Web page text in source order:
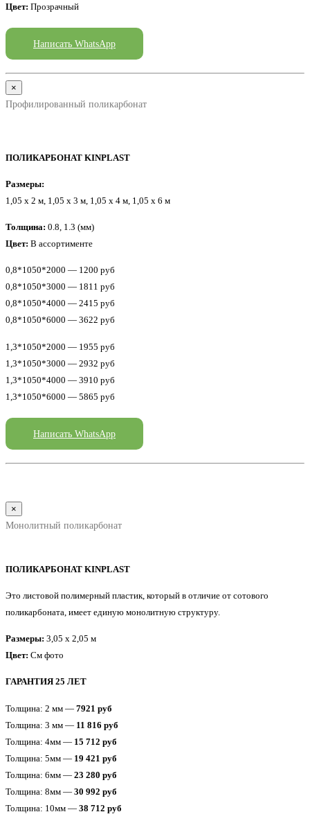
Цвет: Прозрачный
Написать WhatsApp
×
Профилированный поликарбонат
ПОЛИКАРБОНАТ KINPLAST
Размеры:
1,05 x 2 м, 1,05 x 3 м, 1,05 x 4 м, 1,05 x 6 м
Толщина: 0.8, 1.3 (мм)
Цвет: В ассортименте
0,8*1050*2000 — 1200 руб
0,8*1050*3000 — 1811 руб
0,8*1050*4000 — 2415 руб
0,8*1050*6000 — 3622 руб
1,3*1050*2000 — 1955 руб
1,3*1050*3000 — 2932 руб
1,3*1050*4000 — 3910 руб
1,3*1050*6000 — 5865 руб
Написать WhatsApp
×
Монолитный поликарбонат
ПОЛИКАРБОНАТ KINPLAST
Это листовой полимерный пластик, который в отличие от сотового
поликарбоната, имеет единую монолитную структуру.
Размеры: 3,05 x 2,05 м
Цвет: См фото
ГАРАНТИЯ 25 ЛЕТ
Толщина: 2 мм — 7921 руб
Толщина: 3 мм — 11 816 руб
Толщина: 4мм — 15 712 руб
Толщина: 5мм — 19 421 руб
Толщина: 6мм — 23 280 руб
Толщина: 8мм — 30 992 руб
Толщина: 10мм — 38 712 руб